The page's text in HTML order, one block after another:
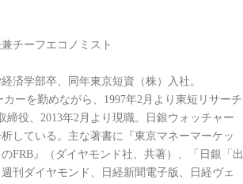
チーフエコノミスト
済学部卒、同年東京短資（株）入社。
ーを勤めながら、1997年2月より東短リサーチ
締役、2013年2月より現職。日銀ウォッチャー
している。主な著書に『東京マネーマーケッ
FRB』（ダイヤモンド社、共著）、「日銀「出
刊ダイヤモンド、日経新聞電子版、日経ヴェ